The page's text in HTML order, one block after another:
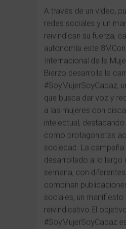
A través de un vídeo,
redes sociales y un
reivindican su fuerza,
autonomía este
Internacional de la
Bierzo desarrolla la
#SoyMujerSoyCapaz,
que busca dar voz y
a las mujeres con
intelectual, destacando
como protagonistas
sociedad. La campaña
desarrollado a lo largo
semana, con
combinan
sociales, un manifiesto
reivindicativo.El
#SoyMujerSoyCapaz